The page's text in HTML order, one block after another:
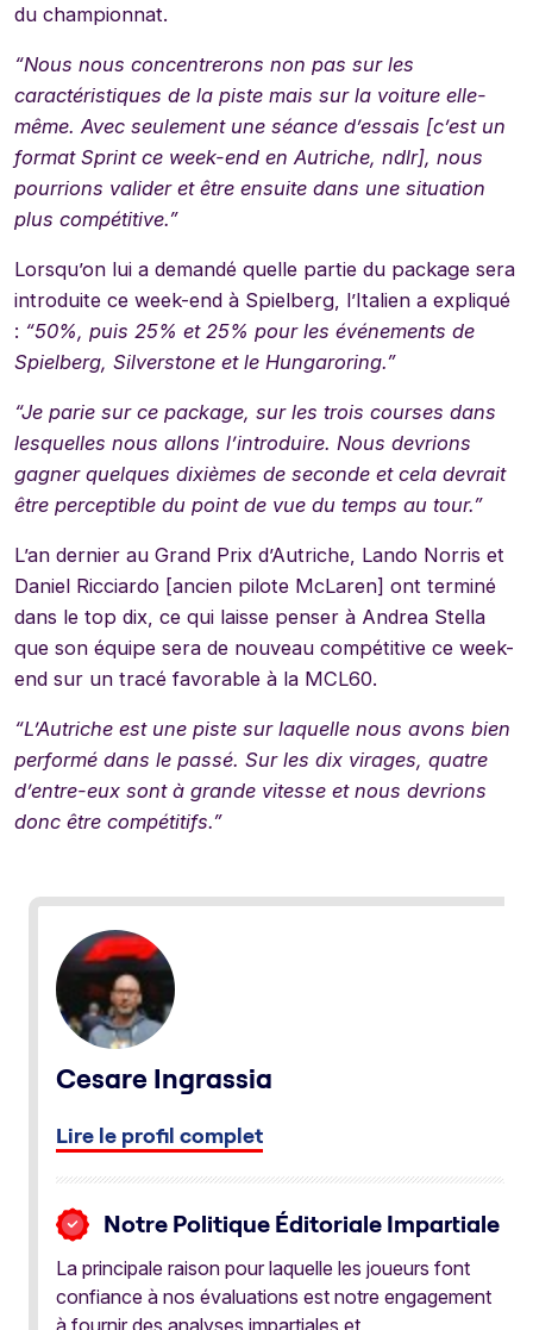
du championnat.
“Nous nous concentrerons non pas sur les
caractéristiques de la piste mais sur la voiture elle-
même. Avec seulement une séance d’essais [c’est un
format Sprint ce week-end en Autriche, ndlr], nous
pourrions valider et être ensuite dans une situation
plus compétitive.”
Lorsqu’on lui a demandé quelle partie du package sera
introduite ce week-end à Spielberg, l’Italien a expliqué
: “50%, puis 25% et 25% pour les événements de
Spielberg, Silverstone et le Hungaroring.”
“Je parie sur ce package, sur les trois courses dans
lesquelles nous allons l’introduire. Nous devrions
gagner quelques dixièmes de seconde et cela devrait
être perceptible du point de vue du temps au tour.”
L’an dernier au Grand Prix d’Autriche, Lando Norris et
Daniel Ricciardo [ancien pilote McLaren] ont terminé
dans le top dix, ce qui laisse penser à Andrea Stella
que son équipe sera de nouveau compétitive ce week-
end sur un tracé favorable à la MCL60.
“L’Autriche est une piste sur laquelle nous avons bien
performé dans le passé. Sur les dix virages, quatre
d’entre-eux sont à grande vitesse et nous devrions
donc être compétitifs.”
Cesare Ingrassia
Lire le profil complet
Notre Politique Éditoriale Impartiale
La principale raison pour laquelle les joueurs font
confiance à nos évaluations est notre engagement